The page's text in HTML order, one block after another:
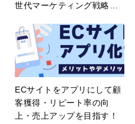
世代マーケティング戦略を
ECサイトをアプリにして顧
客獲得・リピート率の向
上・売上アップを目指す！